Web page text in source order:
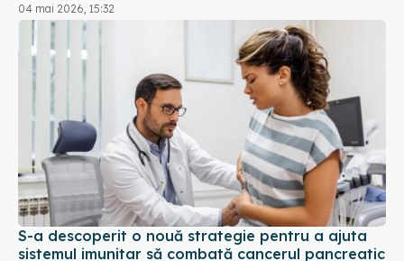
04 mai 2026, 15:32
S-a descoperit o nouă strategie pentru a ajuta
sistemul imunitar să combată cancerul pancreatic